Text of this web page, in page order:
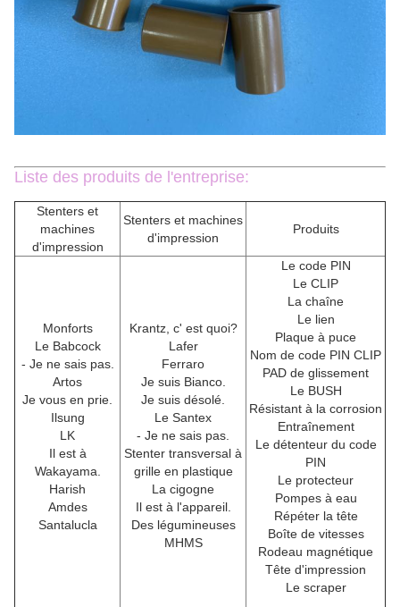
Liste des produits de l'entreprise:
Stenters et
machines
d'impression
Stenters et machines
d'impression
Produits
Monforts
Le Babcock
- Je ne sais pas.
Artos
Je vous en prie.
Ilsung
LK
Il est à
Wakayama.
Harish
Amdes
Santalucla
Krantz, c' est quoi?
Lafer
Ferraro
Je suis Bianco.
Je suis désolé.
Le Santex
- Je ne sais pas.
Stenter transversal à
grille en plastique
La cigogne
Il est à l'appareil.
Des légumineuses
MHMS
Le code PIN
Le CLIP
La chaîne
Le lien
Plaque à puce
Nom de code PIN CLIP
PAD de glissement
Le BUSH
Résistant à la corrosion
Entraînement
Le détenteur du code
PIN
Le protecteur
Pompes à eau
Répéter la tête
Boîte de vitesses
Rodeau magnétique
Tête d'impression
Le scraper